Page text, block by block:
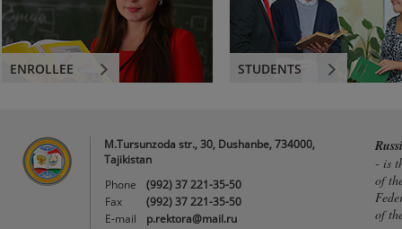
ENROLLEE STUDENTS
M.Tursunzoda str., 30, Dushanbe, 734000,
Tajikistan
Phone
(992) 37 221-35-50
Fax
(992) 37 221-35-50
E-mail
p.rektora@mail.ru
- is
of
of